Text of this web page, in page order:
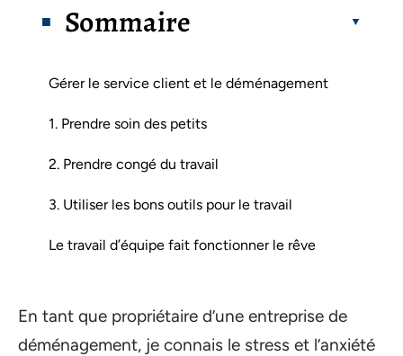
Sommaire
Gérer le service client et le déménagement
1. Prendre soin des petits
2. Prendre congé du travail
3. Utiliser les bons outils pour le travail
Le travail d’équipe fait fonctionner le rêve
En tant que propriétaire d’une entreprise de
déménagement, je connais le stress et l’anxiété